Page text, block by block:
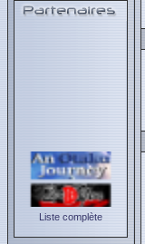
Liste complète